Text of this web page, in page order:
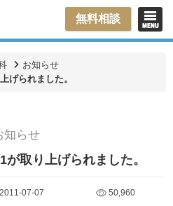
無料相談
お知らせ
げられました。
知らせ
取り上げられました。
2011-07-07 50,960